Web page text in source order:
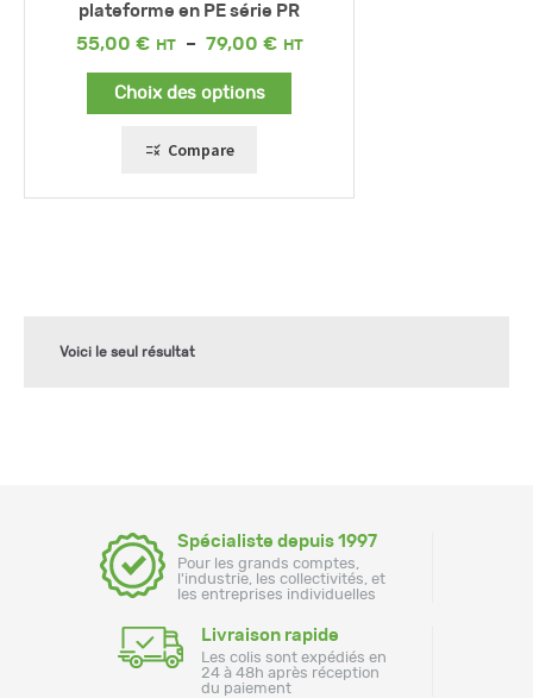
plateforme en PE série PR
55,00 € – 79,00 €
Plage
Choix des options
Compare
Voici le seul résultat
Spécialiste depuis 1997
Pour les grands comptes,
l'industrie, les collectivités, et
les entreprises individuelles
Livraison rapide
Les colis sont expédiés en
24 à 48h après réception
du paiement